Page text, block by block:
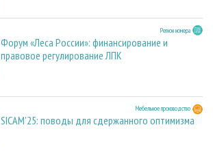
Регион номера
Форум «Леса России»: финансирование и
правовое регулирование ЛПК
Мебельное производство
SICAM'25: поводы для сдержанного оптимизма